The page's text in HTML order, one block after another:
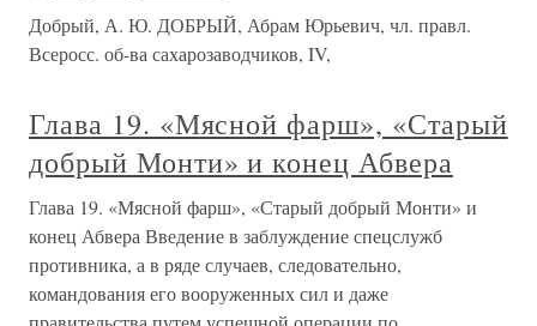
Добрый, А. Ю. ДОБРЫЙ, Абрам Юрьевич, чл. правл.
Всеросс. об-ва сахарозаводчиков, IV,
Глава 19. «Мясной фарш», «Старый
добрый Монти» и конец Абвера
Глава 19. «Мясной фарш», «Старый добрый Монти» и
конец Абвера Введение в заблуждение спецслужб
противника, а в ряде случаев, следовательно,
командования его вооруженных сил и даже